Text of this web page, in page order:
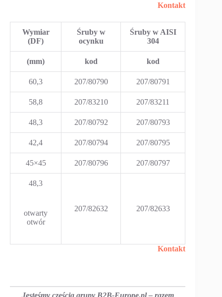
Kontakt
Wymiar
(DF)
Śruby w
ocynku
Śruby w AISI
304
(mm) kod kod
60,3 207/80790 207/80791
58,8 207/83210 207/83211
48,3 207/80792 207/80793
42,4 207/80794 207/80795
45×45 207/80796 207/80797
48,3
otwarty
otwór
207/82632 207/82633
Kontakt
Jesteśmy częścią grupy B2B-Europe.pl – razem